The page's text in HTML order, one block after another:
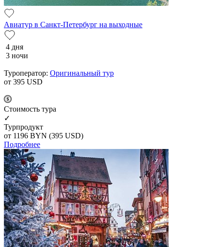
Авиатур в Санкт-Петербург на выходные
4 дня
3 ночи
Туроператор: Оригинальный тур
от 395 USD
Cтоимость тура
✓
Турпродукт
от 1196 BYN (395 USD)
Подробнее